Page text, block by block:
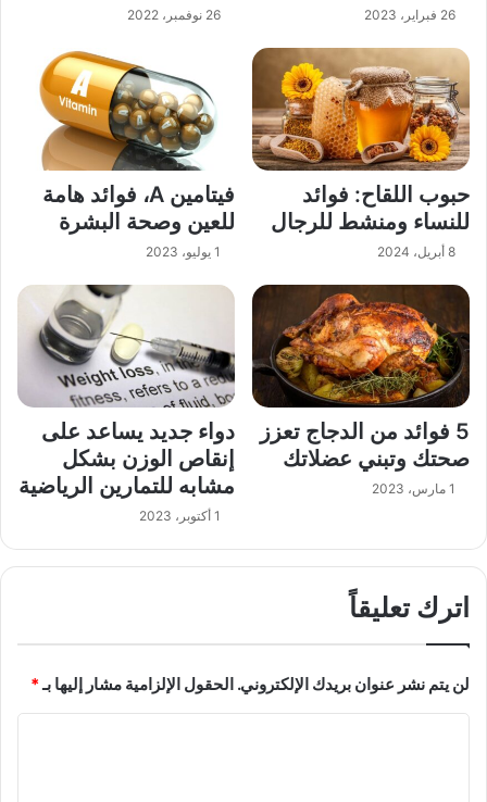
26 فبراير، 2023 26 نوفمبر، 2022
حبوب اللقاح: فوائد
للنساء ومنشط للرجال
8 أبريل، 2024
فيتامين A، فوائد هامة
للعين وصحة البشرة
1 يوليو، 2023
5 فوائد من الدجاج تعزز
صحتك وتبني عضلاتك
1 مارس، 2023
دواء جديد يساعد على
إنقاص الوزن بشكل
مشابه للتمارين الرياضية
1 أكتوبر، 2023
اترك تعليقاً
لن يتم نشر عنوان بريدك الإلكتروني. الحقول الإلزامية مشار إليها بـ*